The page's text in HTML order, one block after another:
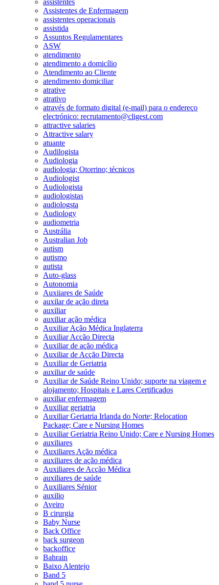
Assistentes de Enfermagem
assistentes operacionais
assistida
Assuntos Regulamentares
ASW
atendimento
atendimento a domicílio
Atendimento ao Cliente
atendimento domiciliar
atrative
atrativo
através de formato digital (e-mail) para o endereço
electrónico: recrutamento@cligest.com
attractive salaries
Attractive salary
atuante
Audilogista
Audiologia
audiologia; Otorrino; técnicos
Audiologist
Audiologista
audiologistas
audiologsta
Audiology
audiometria
Austrália
Australian Job
autism
autismo
autista
Auto-glass
Autonomia
Auxiiares de Saúde
auxilar de ação direta
auxiliar
auxiliar ação médica
Auxiliar Ação Médica Inglaterra
Auxiliar Acção Directa
Auxiliar de ação médica
Auxiliar de Acção Directa
Auxiliar de Geriatria
auxiliar de saúde
Auxiliar de Saúde Reino Unido; suporte na viagem e
alojamento; Hospitais e Lares Certificados
auxiliar enfermagem
Auxiliar geriatria
Auxiliar Geriatria Irlanda do Norte; Relocation
Package; Care e Nursing Homes
Auxiliar Geriatria Reino Unido; Care e Nursing Homes
auxiliares
Auxiliares Ação médica
auxiliares de ação médica
Auxiliares de Acção Médica
auxiliares de saúde
Auxiliares Sénior
auxilio
Aveiro
B cirurgia
Baby Nurse
Back Office
back surgeon
backoffice
Bahrain
Baixo Alentejo
Band 5